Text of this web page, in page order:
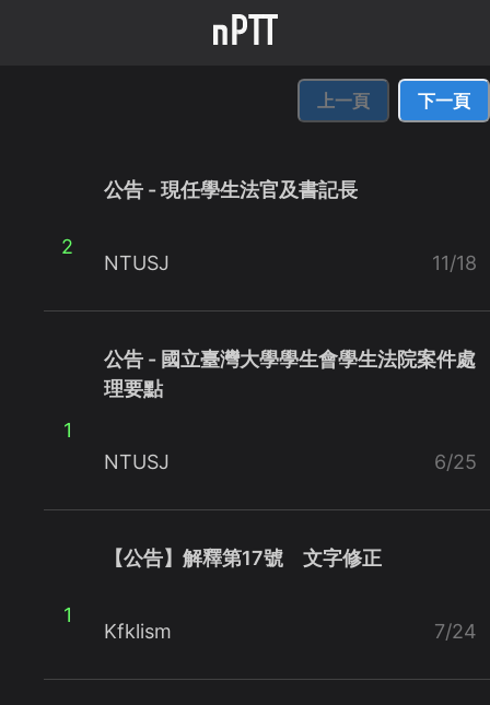
上一頁 下一頁
2
公告 - 現任學生法官及書記長
NTUSJ 11/18
1
公告 - 國立臺灣大學學生會學生法院案件處
理要點
NTUSJ 6/25
1
【公告】解釋第17號 文字修正
Kfklism 7/24